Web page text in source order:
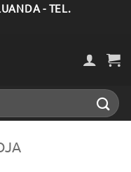
- TEL.